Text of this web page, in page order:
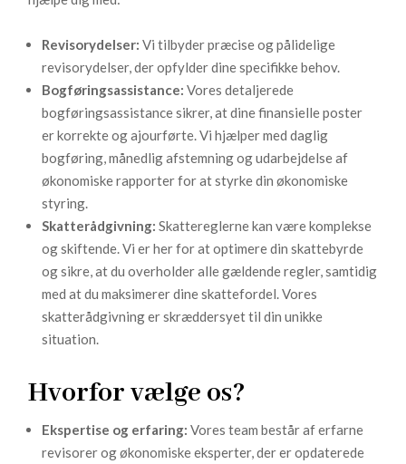
Revisorydelser: Vi tilbyder præcise og pålidelige
revisorydelser, der opfylder dine specifikke behov.
Bogføringsassistance: Vores detaljerede
bogføringsassistance sikrer, at dine finansielle poster
er korrekte og ajourførte. Vi hjælper med daglig
bogføring, månedlig afstemning og udarbejdelse af
økonomiske rapporter for at styrke din økonomiske
styring.
Skatterådgivning: Skattereglerne kan være komplekse
og skiftende. Vi er her for at optimere din skattebyrde
og sikre, at du overholder alle gældende regler, samtidig
med at du maksimerer dine skattefordel. Vores
skatterådgivning er skræddersyet til din unikke
situation.
Hvorfor vælge os?
Ekspertise og erfaring: Vores team består af erfarne
revisorer og økonomiske eksperter, der er opdaterede